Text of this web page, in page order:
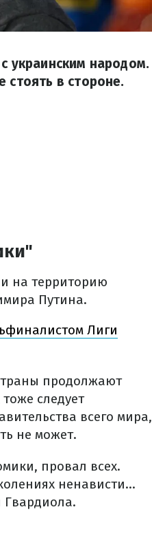
украинским народом.
в стороне.
на территорию
Путина.
Лиги
продолжают
следует
всего мира,
не может.
провал всех.
ненависти...
Гвардиола.